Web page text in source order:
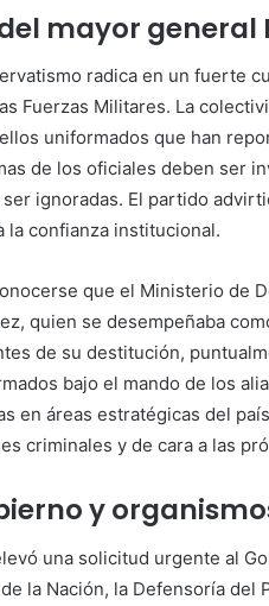
mayor general
radica en un fuerte
Fuerzas Militares. La
uniformados que han
de los oficiales deben ser
ignoradas. El partido
confianza institucional.
que el Ministerio de
quien se desempeñaba
de su destitución,
bajo el mando de los
en áreas estratégicas del
criminales y de cara a las
y
una solicitud urgente al
la Nación, la Defensoría del